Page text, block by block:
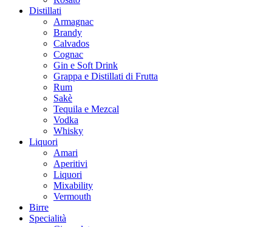
Distillati
Armagnac
Brandy
Calvados
Cognac
Gin e Soft Drink
Grappa e Distillati di Frutta
Rum
Sakè
Tequila e Mezcal
Vodka
Whisky
Liquori
Amari
Aperitivi
Liquori
Mixability
Vermouth
Birre
Specialità